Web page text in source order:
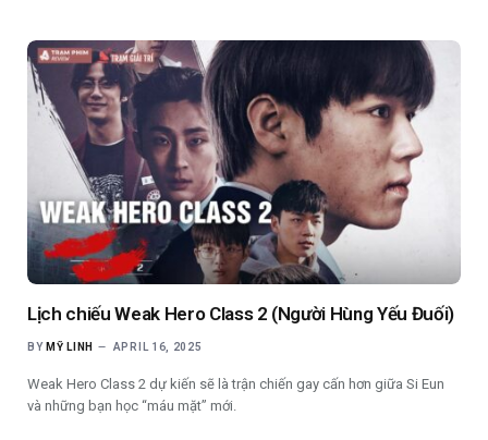
Lịch chiếu Weak Hero Class 2 (Người Hùng Yếu Đuối)
BY MỸ LINH APRIL 16, 2025
Weak Hero Class 2 dự kiến sẽ là trận chiến gay cấn hơn giữa Si Eun
và những bạn học “máu mặt” mới.